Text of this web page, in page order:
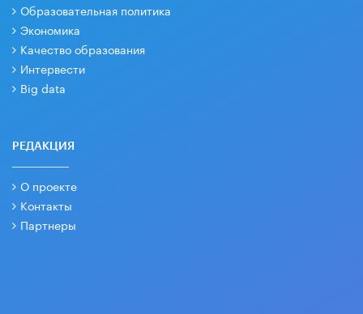
Образовательная политика
Экономика
Качество образования
Интервести
Big data
РЕДАКЦИЯ
О проекте
Контакты
Партнеры